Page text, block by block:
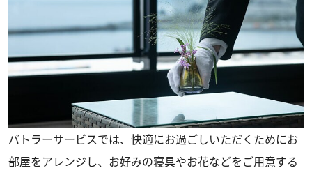
バトラーサービスでは、快適にお過ごしいただくためにお
部屋をアレンジし、お好みの寝具やお花などをご用意する